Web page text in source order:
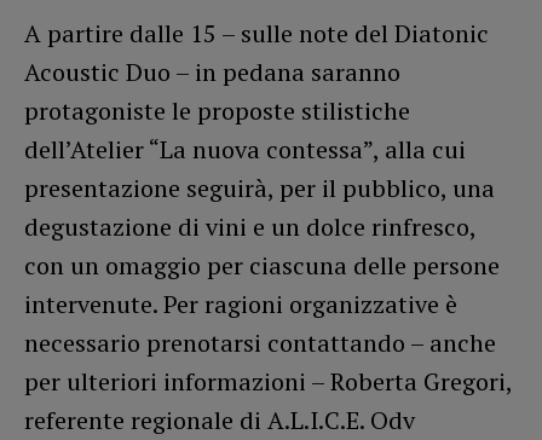
A partire dalle 15 – sulle note del Diatonic
Acoustic Duo – in pedana saranno
protagoniste le proposte stilistiche
dell’Atelier “La nuova contessa”, alla cui
presentazione seguirà, per il pubblico, una
degustazione di vini e un dolce rinfresco,
con un omaggio per ciascuna delle persone
intervenute. Per ragioni organizzative è
necessario prenotarsi contattando – anche
per ulteriori informazioni – Roberta Gregori,
referente regionale di A.L.I.C.E. Odv